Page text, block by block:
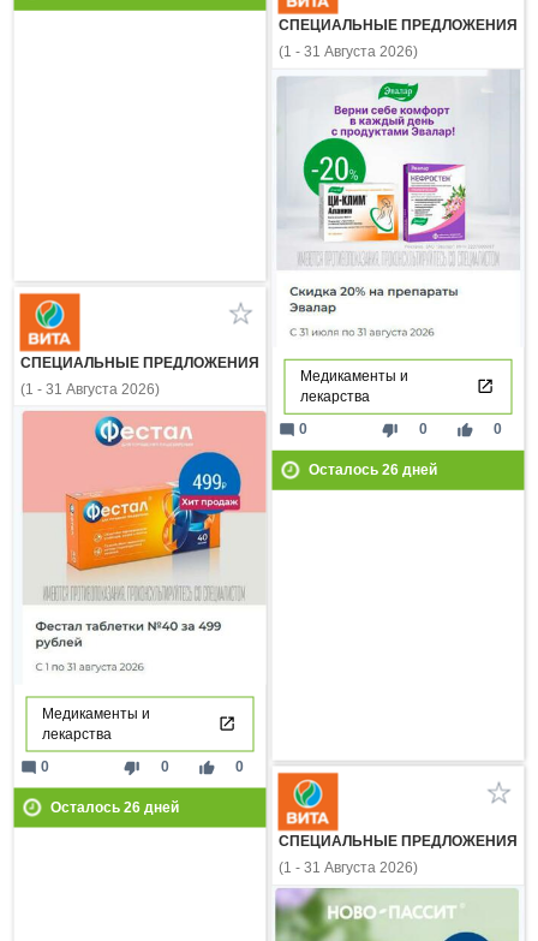
СПЕЦИАЛЬНЫЕ ПРЕДЛОЖЕНИЯ
(1 - 31 Августа 2026)
Медикаменты и
лекарства
thumb_down 0 thumb_up 0
mode_comment 0
Осталось 26дней
СПЕЦИАЛЬНЫЕ ПРЕДЛОЖЕНИЯ
(1 - 31 Августа 2026)
Медикаменты и
лекарства
thumb_down 0 thumb_up 0
mode_comment 0
Осталось 26дней
СПЕЦИАЛЬНЫЕ ПРЕДЛОЖЕНИЯ
(1 - 31 Августа 2026)